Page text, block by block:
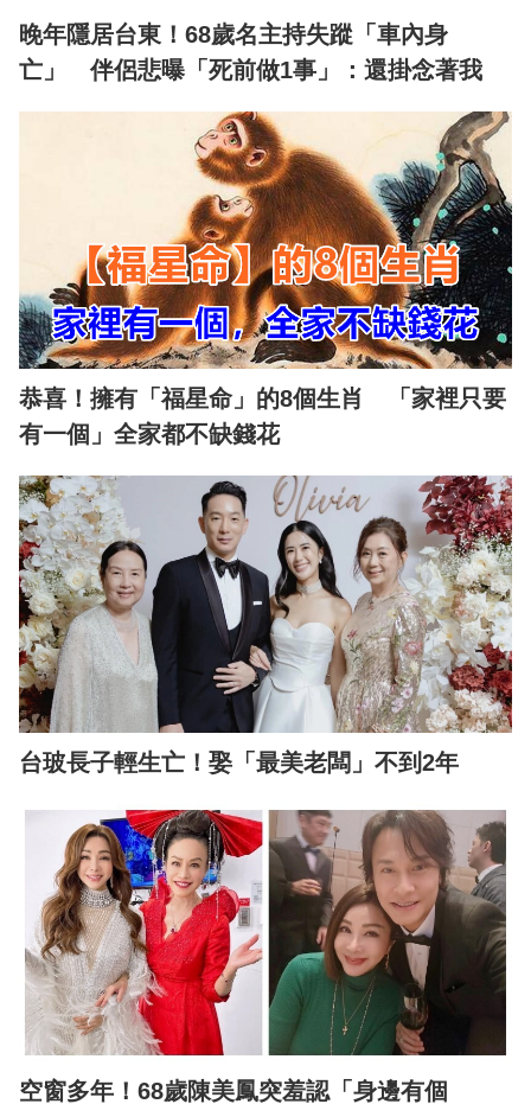
晚年隱居台東！68歲名主持失蹤「車內身
亡」 伴侶悲曝「死前做1事」：還掛念著我
恭喜！擁有「福星命」的8個生肖 「家裡只要
有一個」全家都不缺錢花
台玻長子輕生亡！娶「最美老闆」不到2年
空窗多年！68歲陳美鳳突羞認「身邊有個